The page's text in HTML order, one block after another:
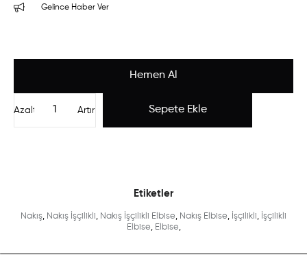
Gelince Haber Ver
Artır
Azalt
Etiketler
Nakış, Nakış İşçilikli, Nakış İşçilikli Elbise, Nakış Elbise, İşçilikli, İşçilikli
Elbise, Elbise,